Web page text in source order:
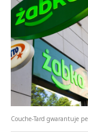
Couche-Tard gwarantuje